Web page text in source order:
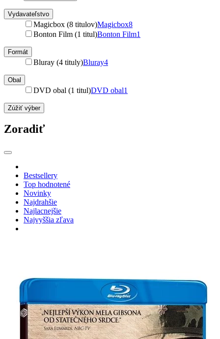
Vydavateľstvo
Magicbox (8 titulov)Magicbox8
Bonton Film (1 titul)Bonton Film1
Formát
Bluray (4 tituly)Bluray4
Obal
DVD obal (1 titul)DVD obal1
Zúžiť výber
Zoradiť
Bestsellery
Top hodnotené
Novinky
Najdrahšie
Najlacnejšie
Najvyššia zľava